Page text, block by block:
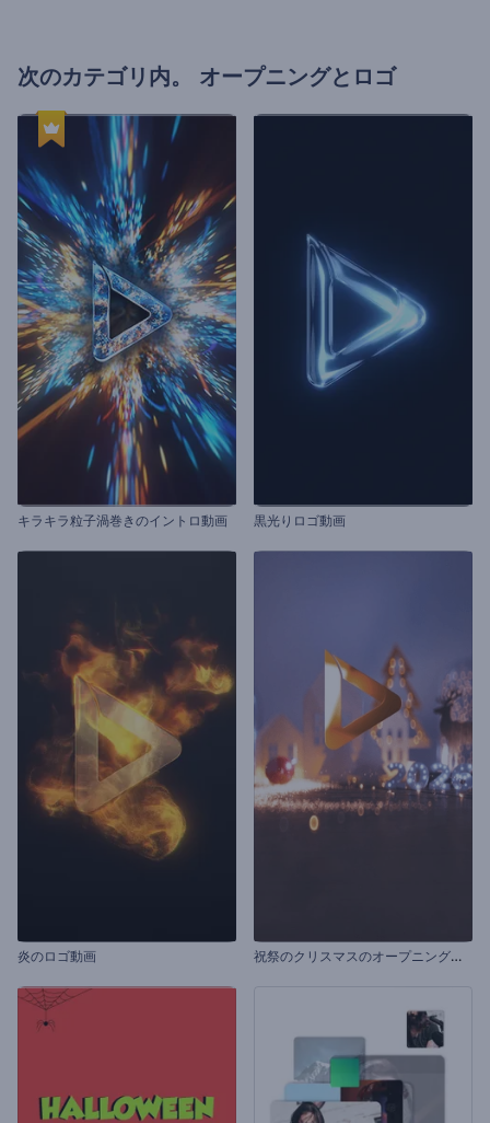
次のカテゴリ内。 オープニングとロゴ
キラキラ粒子渦巻きのイントロ動画 黒光りロゴ動画
炎のロゴ動画 祝
祭のクリスマスのオープニング動画